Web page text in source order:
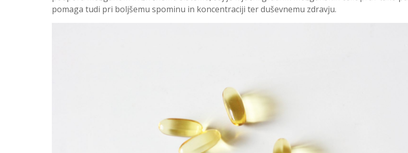
pomaga tudi pri boljšemu spominu in koncentraciji ter duševnemu zdravju.